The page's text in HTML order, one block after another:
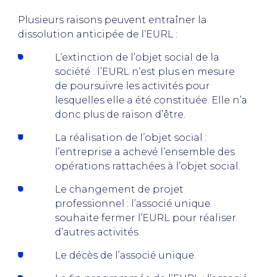
Plusieurs raisons peuvent entraîner la
dissolution anticipée de l’EURL :
L’extinction de l’objet social de la
société : l’EURL n’est plus en mesure
de poursuivre les activités pour
lesquelles elle a été constituée. Elle n’a
donc plus de raison d’être.
La réalisation de l’objet social :
l’entreprise a achevé l’ensemble des
opérations rattachées à l’objet social.
Le changement de projet
professionnel : l’associé unique
souhaite fermer l’EURL pour réaliser
d’autres activités.
Le décès de l’associé unique.